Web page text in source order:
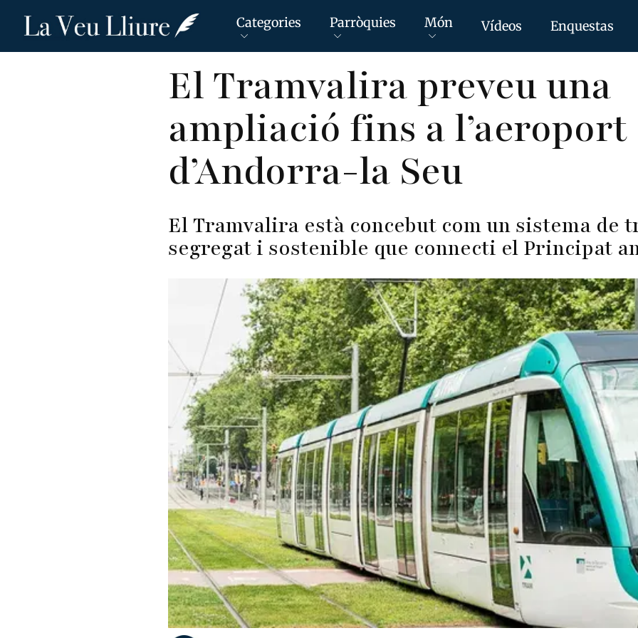
Vés
Categories Parròquies Món Vídeos Enquestas
El Tramvalira preveu una
ampliació fins a l’aeroport
d’Andorra-la Seu
El Tramvalira està concebut com un sistema de
segregat i sostenible que connecti el Principat